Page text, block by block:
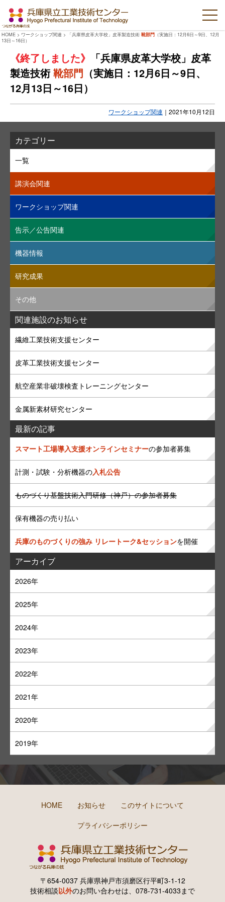
HOME > ワークショップ関連 > 「兵庫県皮革大学校」皮革製造技術 靴部門 （実施日：12月6日～9日、12月
13日～16日）
「兵庫県皮革大学校」皮革
製造技術靴部門 （実施日：12月6日～9日、
12月13日～16日）
ワークショップ関連 ｜ 2021年10月12日
カテゴリー
一覧
講演会関連
ワークショップ関連
告示／公告関連
機器情報
研究成果
その他
関連施設のお知らせ
繊維工業技術支援センター
皮革工業技術支援センター
航空産業非破壊検査トレーニングセンター
金属新素材研究センター
最新の記事
スマート工場導入支援オンラインセミナーの参加者募集
計測・試験・分析機器の入札公告
ものづくり基盤技術入門研修（神戸）の参加者募集
保有機器の売り払い
兵庫のものづくりの強み リレートーク&セッションを開催
アーカイブ
2026年
2025年
2024年
2023年
2022年
2021年
2020年
2019年
HOME お知らせ
このサイトについて
プライバシーポリシー
〒654-0037 兵庫県神戸市須磨区行平町3-1-12
技術相談以外のお問い合わせは、078-731-4033まで